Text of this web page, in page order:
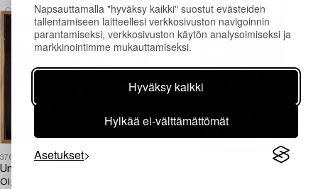
Napsauttamalla "hyväksy kaikki" suostut evästeiden
tallentamiseen laitteellesi verkkosivuston navigoinnin
parantamiseksi, verkkosivuston käytön analysoimiseksi ja
markkinointimme mukauttamiseksi.
Hyväksy kaikki
Hylkää ei-välttämättömät
Asetukset
376049
Uno Vallman
Olja på pannå, signerad.